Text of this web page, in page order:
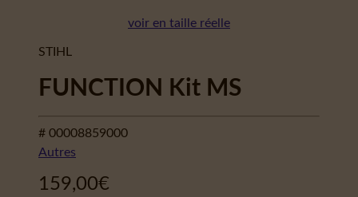
voir en taille réelle
STIHL
FUNCTION Kit MS
# 00008859000
Autres
159,00€